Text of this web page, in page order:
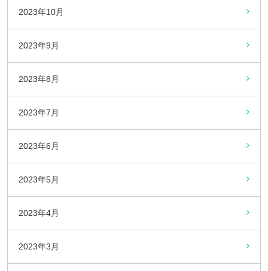
2023年10月
2023年9月
2023年8月
2023年7月
2023年6月
2023年5月
2023年4月
2023年3月